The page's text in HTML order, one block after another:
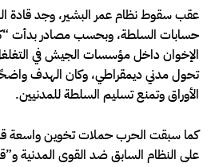
عقب سقوط نظام عمر البشير، وجد قادة
حسابات السلطة، وبحسب مصادر بدأت
الإخوان داخل مؤسسات الجيش في
تحول مدني ديمقراطي، وكان الهدف
الأوراق وتمنع تسليم السلطة للمدنيين.
كما سبقت الحرب حملات تخوين واسعة
على النظام السابق ضد القوى المدنية